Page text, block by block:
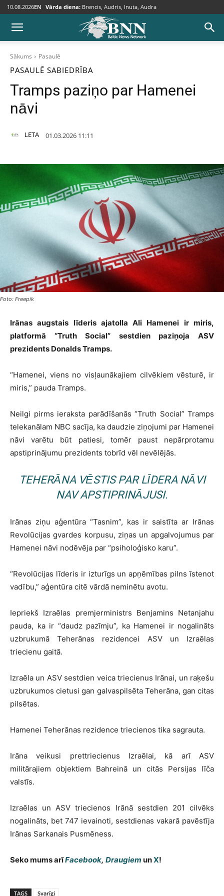
10.08.2026EN Vārda diena: Brencis, Audris, Inuta, Audra
Sākums Pasaulē
PASAULĒ SABIEDRĪBA
Tramps paziņo par Hamenei
nāvi
LETA 01.03.2026 11:11
Foto: Freepik
Irānas augstais līderis ajatolla Ali Hamenei ir miris,
platformā “Truth Social” sestdien paziņoja ASV
prezidents Donalds Tramps.
“Hamenei, viens no visļaunākajiem cilvēkiem vēsturē, ir
miris,” pauda Tramps.
Neilgi pirms ieraksta parādīšanās “Truth Social” Tramps
telekanālam NBC sacīja, ka daudzie ziņojumi par Hamenei
nāvi varētu būt patiesi, tomēr paust nepārprotamu
apstiprinājumu prezidents tobrīd vēl nevēlējās.
TEHERĀNA VĒSTIS PAR LĪDERA NĀVI
NAV APSTIPRINĀJUSI.
Irānas ziņu aģentūra “Tasnim”, kas ir saistīta ar Irānas
Revolūcijas gvardes korpusu, ziņas un apgalvojumus par
Hamenei nāvi nodēvēja par “psiholoģisko karu”.
“Revolūcijas līderis ir izturīgs un apņēmības pilns īstenot
vadību,” aģentūra citē vārdā neminētu avotu.
Iepriekš Izraēlas premjerministrs Benjamins Netanjahu
pauda, ka ir “daudz pazīmju”, ka Hamenei ir nogalināts
uzbrukumā Teherānas rezidencei ASV un Izraēlas
triecienu gaitā.
Izraēla un ASV sestdien veica triecienus Irānai, un raķešu
uzbrukumos cietusi gan galvaspilsēta Teherāna, gan citas
pilsētas.
Hamenei Teherānas rezidence triecienos tika sagrauta.
Irāna veikusi prettriecienus Izraēlai, kā arī ASV
militārajiem objektiem Bahreinā un citās Persijas līča
valstīs.
Izraēlas un ASV triecienos Irānā sestdien 201 cilvēks
nogalināts, bet 747 ievainoti, sestdienas vakarā pavēstīja
Irānas Sarkanais Pusmēness.
Seko mums arīFacebook, Draugiem unX!
TAGS Svarīgi